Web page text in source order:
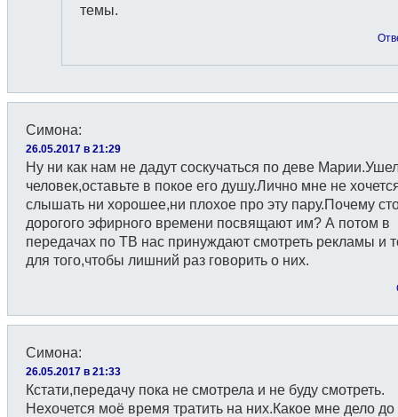
темы.
Симона:
26.05.2017 в 21:29
Ну ни как нам не дадут соскучаться по деве
человек,оставьте в покое его душу.Лично мне не
слышать ни хорошее,ни плохое про эту пару.Почему
дорогого эфирного времени посвящают им? А потом в
передачах по ТВ нас принуждают смотреть рекламы и
для того,чтобы лишний раз говорить о них.
Симона:
26.05.2017 в 21:33
Кстати,передачу пока не смотрела и не буду смотреть.
Нехочется моё время тратить на них.Какое мне дело до